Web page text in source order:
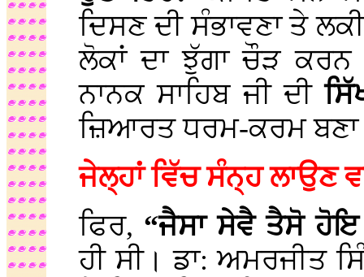
ਦਿਸਣ ਦੀ ਸੰਭਾਵਣਾ ਤੇ
ਲੋਕਾਂ ਦਾ ਝੁੱਗਾ ਚੌੜ
ਨਾਨਕ ਸਾਹਿਬ ਜੀ ਦੀ
ਜ਼ਿਆਰਤ ਧਰਮ-ਕਰਮ ਬਣਾ
ਜੇਲ੍ਹਾਂ ਵਿੱਚ ਸੰਨ੍ਹ ਲਾਉਣ
ਫਿਰ, “ਜੈਸਾ ਸੇਵੈ ਤੈਸੋ
ਹੀ ਸੀ। ਡਾ: ਅਮਰਜੀਤ